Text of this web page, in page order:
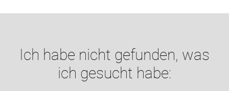
Ich habe nicht gefunden, was
ich gesucht habe: